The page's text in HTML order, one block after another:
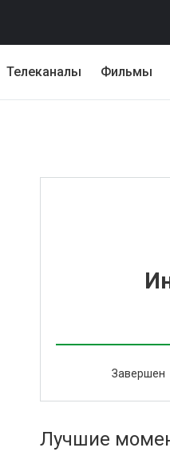
Телеканалы Фильмы
Завершен
Лучшие